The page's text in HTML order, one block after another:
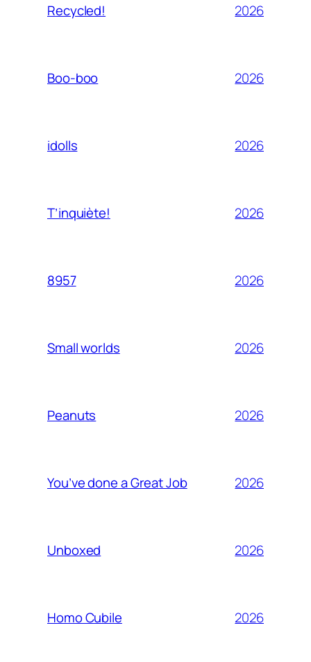
Recycled! 2026
Boo-boo 2026
idolls 2026
T’inquiète! 2026
8957 2026
Small worlds 2026
Peanuts 2026
You’ve done a Great Job 2026
Unboxed 2026
Homo Cubile 2026